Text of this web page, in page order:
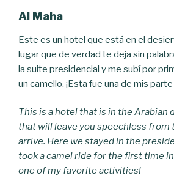
Al Maha
Este es un hotel que está en el
lugar que de verdad te deja sin
la suite presidencial y me subí por
un camello. ¡Esta fue una de mis
This is a hotel that is in the Arabian
that will leave you speechless from
arrive. Here we stayed in the
took a camel ride for the first time
one of my favorite activities!